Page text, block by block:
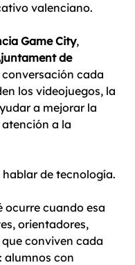
valenciano.
Game City,
de
cada
los videojuegos, la
a mejorar la
a la
de tecnología.
ocurre cuando esa
orientadores,
conviven cada
alumnos con